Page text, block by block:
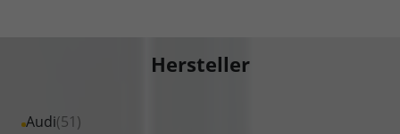
Hersteller
Audi(51)
Alle